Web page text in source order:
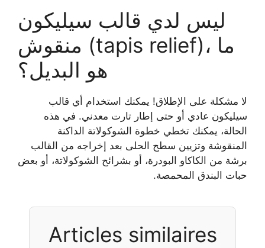
ليس لدي قالب سيليكون
منقوش (tapis relief)، ما
هو البديل؟
لا مشكلة على الإطلاق! يمكنك استخدام أي قالب
سيليكون عادي أو حتى إطار تارت معدني. في هذه
الحالة، يمكنك تخطي خطوة الشوكولاتة الداكنة
المنقوشة وتزيين سطح الحلى بعد إخراجه من القالب
برشة من الكاكاو البودرة، أو بشرائح الشوكولاتة، أو بعض
حبات البندق المحمصة.
Articles similaires